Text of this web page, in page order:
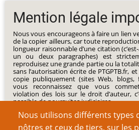
Nous utilisons différents types
nôtres et ceux de tiers, sur les
Mention légale
Nous vous encourageons à faire un lien
de la copier ailleurs, car toute
longueur raisonnable d’une citation
un ou deux paragraphes) est
reproduisez une grande partie ou la
sans l’autorisation écrite de PTGPTB.fr,
copie publiquement (sites Web, blogs,
vous reconnaissez que vous
violation des lois sur le droit d’auteur,
passible de poursuites judiciaires.